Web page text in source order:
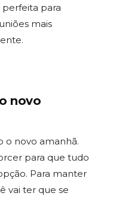
perfeita para
mais
novo
o novo amanhã.
para que tudo
Para manter
vai ter que se